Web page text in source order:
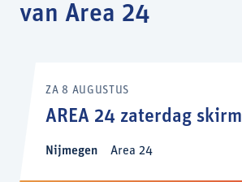
van Area 24
ZA 8 AUGUSTUS
AREA 24 zaterdag skirm
Nijmegen Area 24